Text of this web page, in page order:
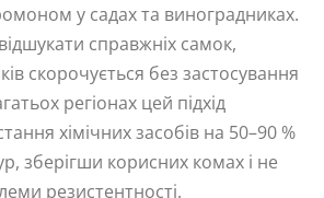
у садах та виноградниках.
справжніх самок,
скорочується без застосування
регіонах цей підхід
хімічних засобів на 50–90 %
зберігши корисних комах і не
резистентності.